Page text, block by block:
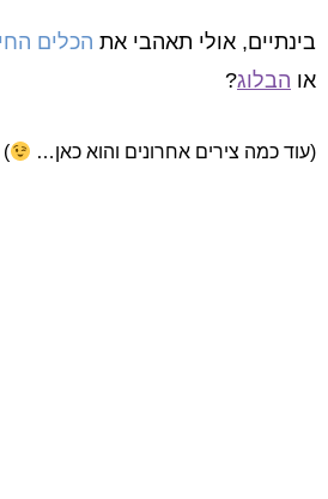
בינתיים, אולי תאהבי את הכלים
או הבלוג?
(עוד כמה צירים אחרונים והוא כאן… )